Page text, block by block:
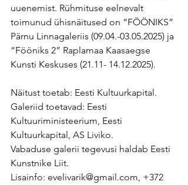
uuenemist. Rühmituse eelnevalt
toimunud ühisnäitused on “FÖÖNIKS”
Pärnu Linnagaleriis (09.04.-03.05.2025) ja
“Fööniks 2” Raplamaa Kaasaegse
Kunsti Keskuses (21.11- 14.12.2025).
Näitust toetab: Eesti Kultuurkapital.
Galeriid toetavad: Eesti
Kultuuriministeerium, Eesti
Kultuurkapital, AS Liviko.
Vabaduse galerii tegevusi haldab Eesti
Kunstnike Liit.
Lisainfo: evelivarik@gmail.com, +372